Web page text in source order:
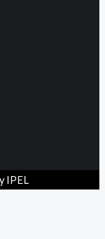
IPEL